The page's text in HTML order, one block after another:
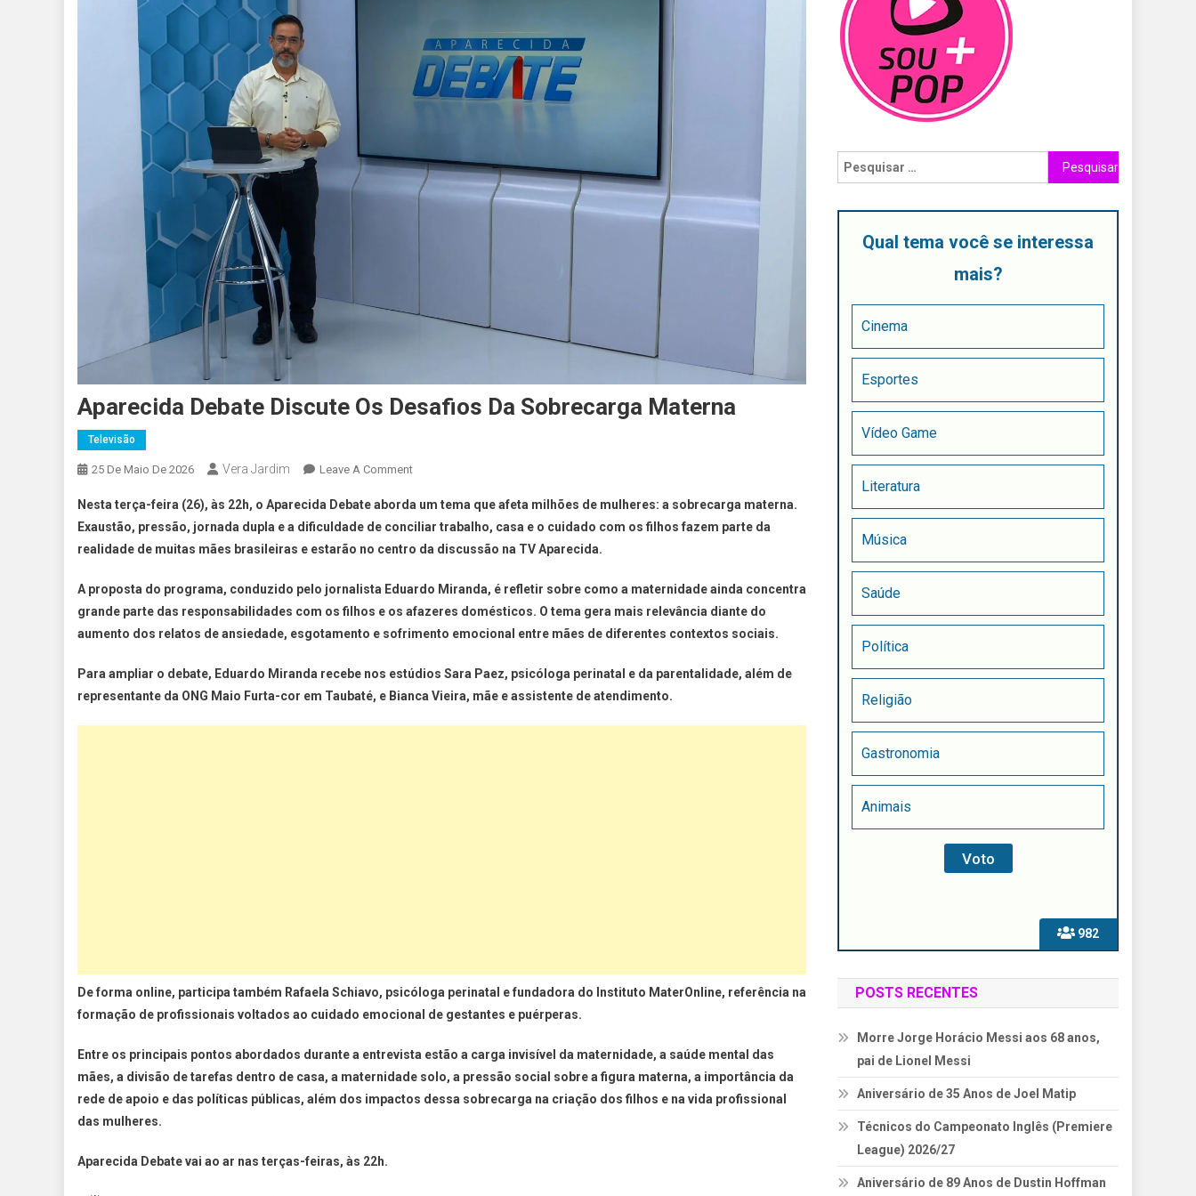
Aparecida Debate Discute Os Desafios Da Sobrecarga Materna
Televisão
25 De Maio De 2026 Vera Jardim Leave A Comment
Nesta terça-feira (26), às 22h, o Aparecida Debate aborda um tema que afeta milhões de mulheres: a sobrecarga materna.
Exaustão, pressão, jornada dupla e a dificuldade de conciliar trabalho, casa e o cuidado com os filhos fazem parte da
realidade de muitas mães brasileiras e estarão no centro da discussão na TV Aparecida.
A proposta do programa, conduzido pelo jornalista Eduardo Miranda, é refletir sobre como a maternidade ainda concentra
grande parte das responsabilidades com os filhos e os afazeres domésticos. O tema gera mais relevância diante do
aumento dos relatos de ansiedade, esgotamento e sofrimento emocional entre mães de diferentes contextos sociais.
Para ampliar o debate, Eduardo Miranda recebe nos estúdios Sara Paez, psicóloga perinatal e da parentalidade, além de
representante da ONG Maio Furta-cor em Taubaté, e Bianca Vieira, mãe e assistente de atendimento.
De forma online, participa também Rafaela Schiavo, psicóloga perinatal e fundadora do Instituto MaterOnline, referência na
formação de profissionais voltados ao cuidado emocional de gestantes e puérperas.
Entre os principais pontos abordados durante a entrevista estão a carga invisível da maternidade, a saúde mental das
mães, a divisão de tarefas dentro de casa, a maternidade solo, a pressão social sobre a figura materna, a importância da
rede de apoio e das políticas públicas, além dos impactos dessa sobrecarga na criação dos filhos e na vida profissional
das mulheres.
Aparecida Debate vai ao ar nas terças-feiras, às 22h.
982
Qual tema você se interessa
mais?
Cinema
Esportes
Vídeo Game
Literatura
Música
Saúde
Política
Religião
Gastronomia
Animais
POSTS RECENTES
Morre Jorge Horácio Messi aos 68 anos,
pai de Lionel Messi
Aniversário de 35 Anos de Joel Matip
Técnicos do Campeonato Inglês (Premiere
League) 2026/27
Aniversário de 89 Anos de Dustin Hoffman